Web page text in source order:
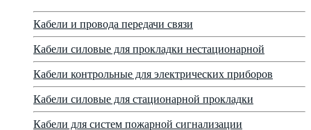
Кабели и провода передачи связи
Кабели силовые для прокладки нестационарной
Кабели контрольные для электрических приборов
Кабели силовые для стационарной прокладки
Кабели для систем пожарной сигнализации